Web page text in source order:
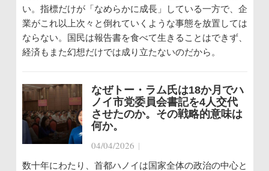
い。指標だけが「なめらかに成長」している一方で、企
業がこれ以上次々と倒れていくような事態を放置しては
ならない。国民は報告書を食べて生きることはできず、
経済もまた幻想だけでは成り立たないのだから。
なぜトー・ラム氏は18か月でハ
ノイ市党委員会書記を4人交代
させたのか。その戦略的意味は
何か。
04/04/2026 |
数十年にわたり、首都ハノイは国家全体の政治の中心と